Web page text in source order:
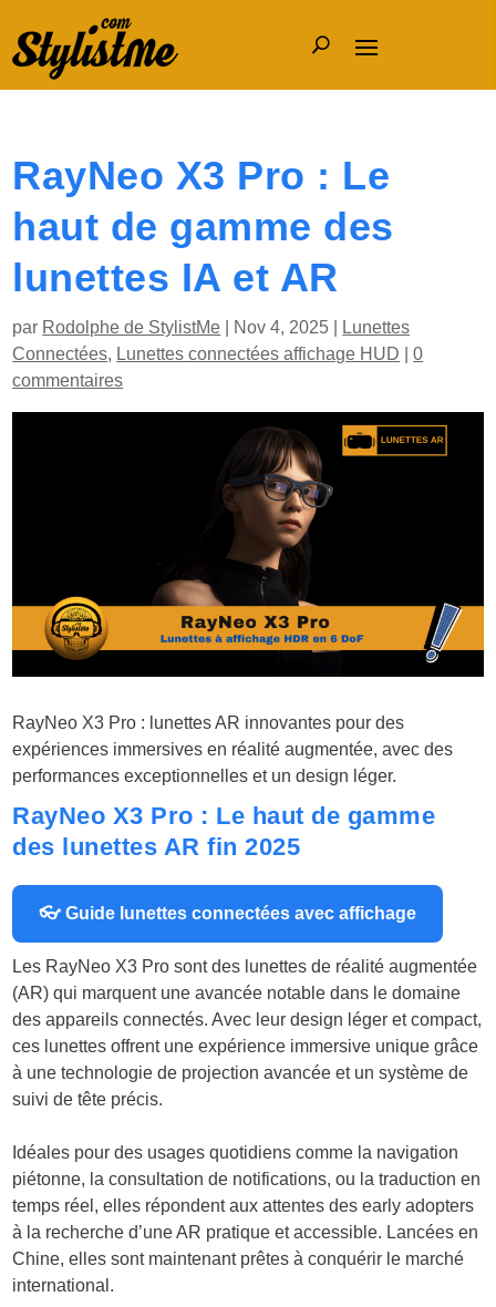
RayNeo X3 Pro : Le
haut de gamme des
lunettes IA et AR
par Rodolphe de StylistMe Nov 4, 2025
Lunettes
Connectées, Lunettes connectées affichage HUD |0
commentaires
RayNeo X3 Pro : lunettes AR innovantes pour des
expériences immersives en réalité augmentée, avec des
performances exceptionnelles et un design léger.
RayNeo X3 Pro : Le haut de gamme
des lunettes AR fin 2025
👓 Guide lunettes connectées avec affichage
Les RayNeo X3 Pro sont des lunettes de réalité augmentée
(AR) qui marquent une avancée notable dans le domaine
des appareils connectés. Avec leur design léger et compact,
ces lunettes offrent une expérience immersive unique grâce
à une technologie de projection avancée et un système de
suivi de tête précis.
Idéales pour des usages quotidiens comme la navigation
piétonne, la consultation de notifications, ou la traduction en
temps réel, elles répondent aux attentes des early adopters
à la recherche d’une AR pratique et accessible. Lancées en
Chine, elles sont maintenant prêtes à conquérir le marché
international.